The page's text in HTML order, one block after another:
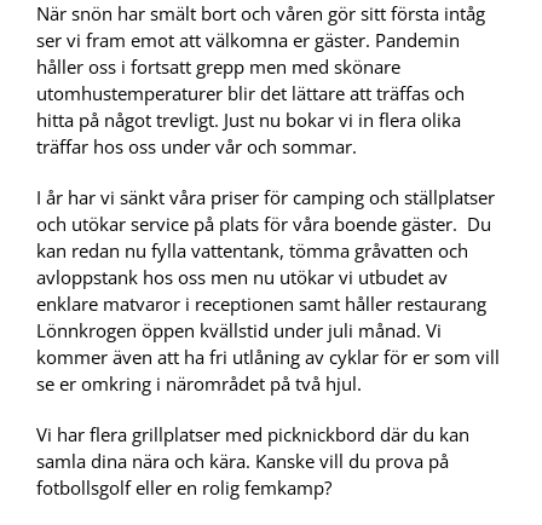
När snön har smält bort och våren gör sitt första intåg
ser vi fram emot att välkomna er gäster. Pandemin
håller oss i fortsatt grepp men med skönare
utomhustemperaturer blir det lättare att träffas och
hitta på något trevligt. Just nu bokar vi in flera olika
träffar hos oss under vår och sommar.
I år har vi sänkt våra priser för camping och ställplatser
och utökar service på plats för våra boende gäster. Du
kan redan nu fylla vattentank, tömma gråvatten och
avloppstank hos oss men nu utökar vi utbudet av
enklare matvaror i receptionen samt håller restaurang
Lönnkrogen öppen kvällstid under juli månad. Vi
kommer även att ha fri utlåning av cyklar för er som vill
se er omkring i närområdet på två hjul.
Vi har flera grillplatser med picknickbord där du kan
samla dina nära och kära. Kanske vill du prova på
fotbollsgolf eller en rolig femkamp?